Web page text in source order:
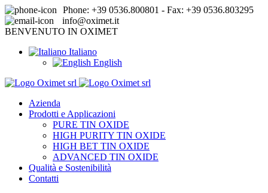
Phone: +39 0536.800801 - Fax: +39 0536.803295
info@oximet.it
BENVENUTO IN OXIMET
Italiano
English
Azienda
Prodotti e Applicazioni
PURE TIN OXIDE
HIGH PURITY TIN OXIDE
HIGH BET TIN OXIDE
ADVANCED TIN OXIDE
Qualità e Sostenibilità
Contatti